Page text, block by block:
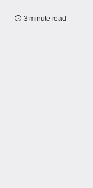
3 minute read